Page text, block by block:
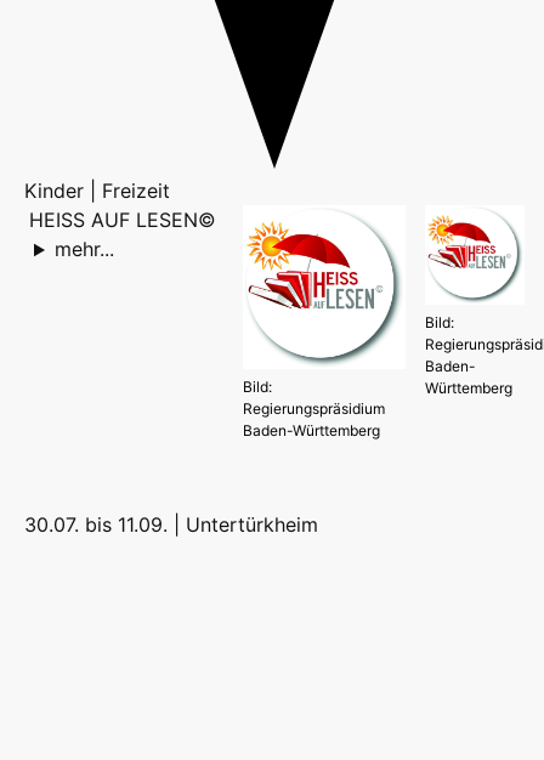
Kinder | Freizeit
Bild:
Baden-
Württemberg
Bild:
Regierungspräsidium
Baden-Württemberg
HEISS AUF LESEN©
mehr...
30.07. bis 11.09. | Untertürkheim